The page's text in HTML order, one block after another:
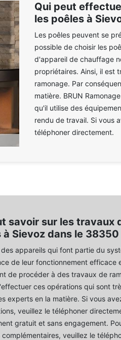
Qui peut
les poêles à
Les poêles peuvent se
possible de choisir les
d'appareil de chauffage
propriétaires. Ainsi, il est
ramonage. Par
matière. BRUN
qu'il utilise des
rendu de travail. Si vous
téléphoner directement.
savoir sur les travaux
à Sievoz dans le 38350
appareils qui font partie du
de leur fonctionnement efficace
de procéder à des travaux de
ces opérations qui sont
experts en la matière. Si vous
veuillez le téléphoner
gratuit et sans engagement.
complémentaires, veuillez le